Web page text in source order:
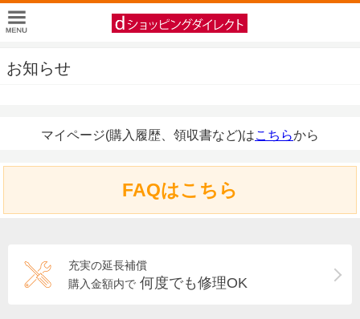
お知らせ
マイページ(購入履歴、領収書など)はこちらから
FAQはこちら
充実の延長補償
購入金額内で 何度でも修理OK